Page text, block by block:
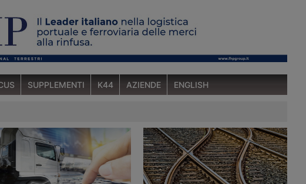
SUPPLEMENTI K44 AZIENDE ENGLISH